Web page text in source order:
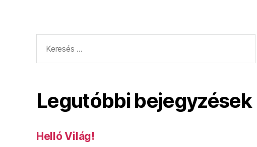
Legutóbbi bejegyzések
Helló Világ!